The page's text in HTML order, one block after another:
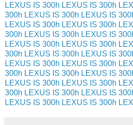
LEXUS IS 300h LEXUS IS 300h
300h LEXUS IS 300h LEXUS IS
LEXUS IS 300h LEXUS IS 300h
300h LEXUS IS 300h LEXUS IS
LEXUS IS 300h LEXUS IS 300h
300h LEXUS IS 300h LEXUS IS
LEXUS IS 300h LEXUS IS 300h
300h LEXUS IS 300h LEXUS IS
LEXUS IS 300h LEXUS IS 300h
300h LEXUS IS 300h LEXUS IS
LEXUS IS 300h LEXUS IS 300h